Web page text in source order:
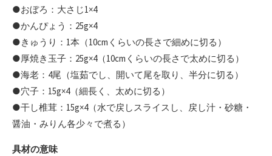
●おぼろ：大さじ1×4
●かんぴょう：25g×4
●きゅうり：1本（10cmくらいの長さで細めに切る）
●厚焼き玉子：25g×4（10cmくらいの長さで太めに切る）
●海老：4尾（塩茹でし、開いて尾を取り、半分に切る）
●穴子：15g×4（細長く、太めに切る）
●干し椎茸：15g×4（水で戻しスライスし、戻し汁・砂糖・
醤油・みりん各少々で煮る）
具材の意味